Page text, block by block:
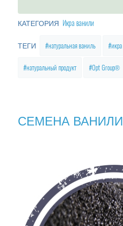
КАТЕГОРИЯ Икра ванили
ТЕГИ натуральная ваниль икра
натуральный продукт Opt Group®
СЕМЕНА ВАНИЛИ